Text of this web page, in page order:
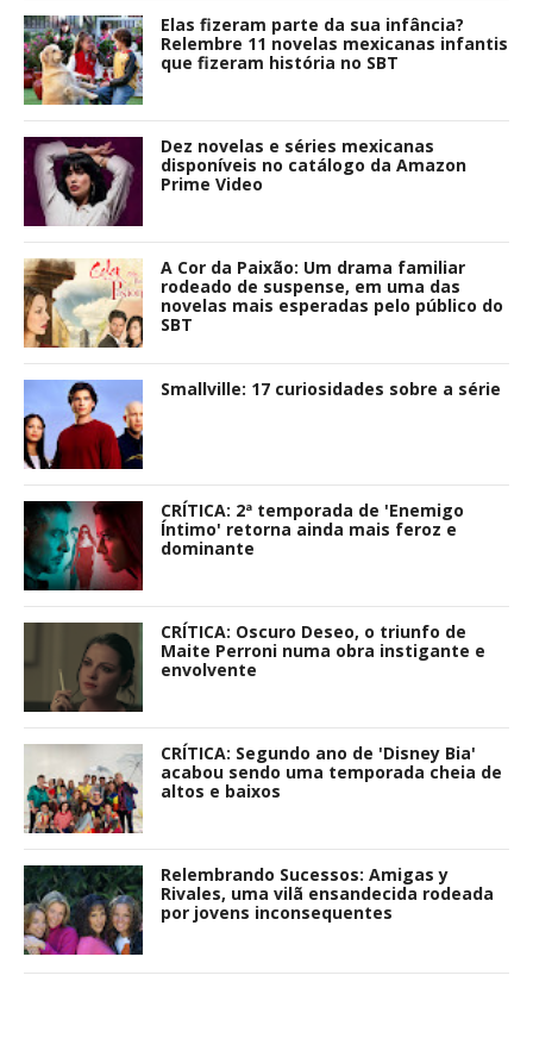
Elas fizeram parte da sua infância?
Relembre 11 novelas mexicanas infantis
que fizeram história no SBT
Dez novelas e séries mexicanas
disponíveis no catálogo da Amazon
Prime Video
A Cor da Paixão: Um drama familiar
rodeado de suspense, em uma das
novelas mais esperadas pelo público do
SBT
Smallville: 17 curiosidades sobre a série
CRÍTICA: 2ª temporada de 'Enemigo
Íntimo' retorna ainda mais feroz e
dominante
CRÍTICA: Oscuro Deseo, o triunfo de
Maite Perroni numa obra instigante e
envolvente
CRÍTICA: Segundo ano de 'Disney Bia'
acabou sendo uma temporada cheia de
altos e baixos
Relembrando Sucessos: Amigas y
Rivales, uma vilã ensandecida rodeada
por jovens inconsequentes